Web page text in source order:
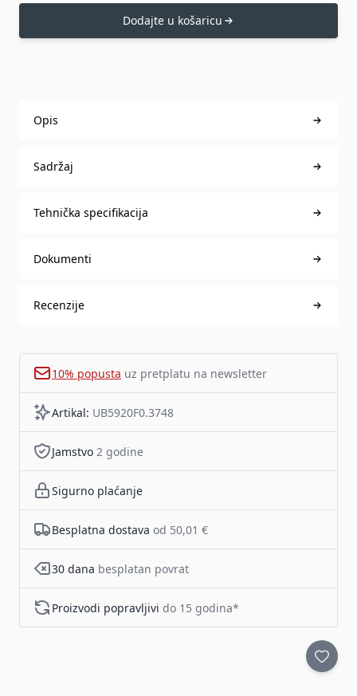
Dodajte u košaricu
Opis
Sadržaj
Tehnička specifikacija
Dokumenti
Recenzije
10% popusta uz pretplatu na newsletter
Artikal: UB5920F0.3748
Jamstvo 2 godine
Sigurno plaćanje
Besplatna dostava od 50,01 €
30 dana besplatan povrat
Proizvodi popravljivi do 15 godina*